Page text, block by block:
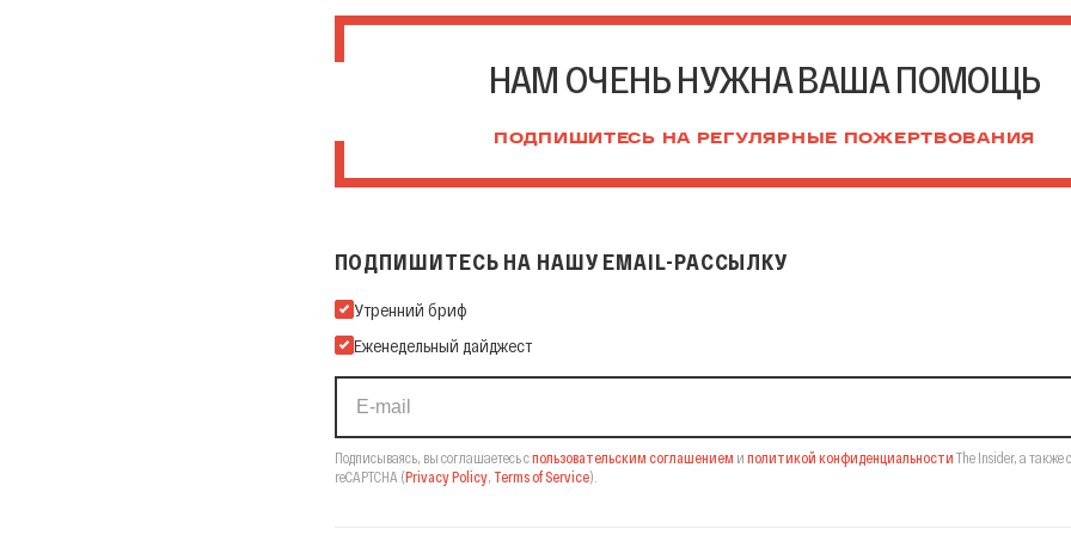
НАМ ОЧЕНЬ НУЖНА ВАША ПОМОЩЬ
ПОДПИШИТЕСЬ НА РЕГУЛЯРНЫЕ ПОЖЕРТВОВАНИЯ
ПОДПИШИТЕСЬ НА НАШУ EMAIL-РАССЫЛКУ
Подпишитесь на нашу Email-рассылку
Утренний бриф
Еженедельный дайджест
Подписываясь, вы соглашаетесь спользовательским соглашением и политикой конфиденциальности The Insider, а также
reCAPTCHA (Privacy Policy, Terms of Service).